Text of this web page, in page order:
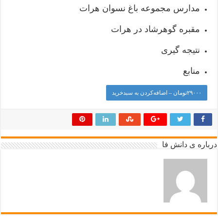
مدارس مجموعه باغ نسوان هرات
مقبره گوهرشاد در هرات
نتیجه گیری
منابع
۲۹۰۰۰تومان – اضافه‌کردن به سبدخرید
درباره ی دانش فا